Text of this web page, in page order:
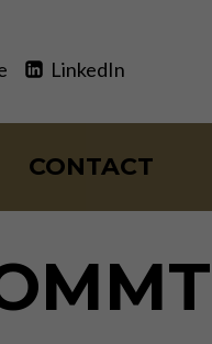
LinkedIn
CONTACT